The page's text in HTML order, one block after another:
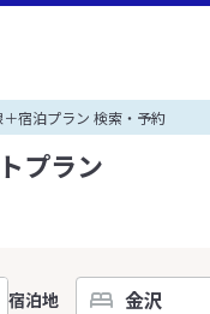
宿泊プラン 検索・予約
プラン
宿泊地